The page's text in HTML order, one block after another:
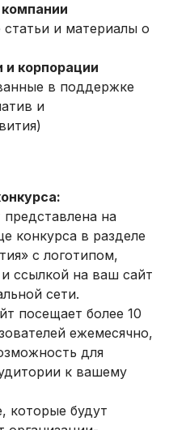
и материалы о
корпорации
в поддержке
и
на
конкурса в разделе
с логотипом,
ссылкой на ваш сайт
сети.
посещает более 10
ежемесячно,
для
к вашему
которые будут